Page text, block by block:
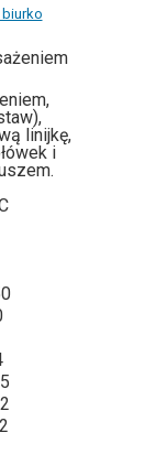
biurko
linijkę,
i